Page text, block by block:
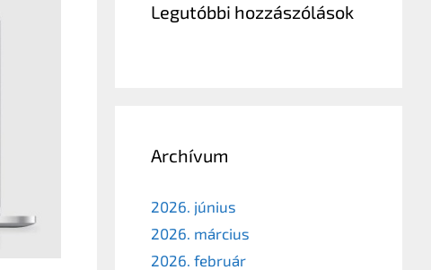
Legutóbbi hozzászólások
Archívum
2026. június
2026. március
2026. február